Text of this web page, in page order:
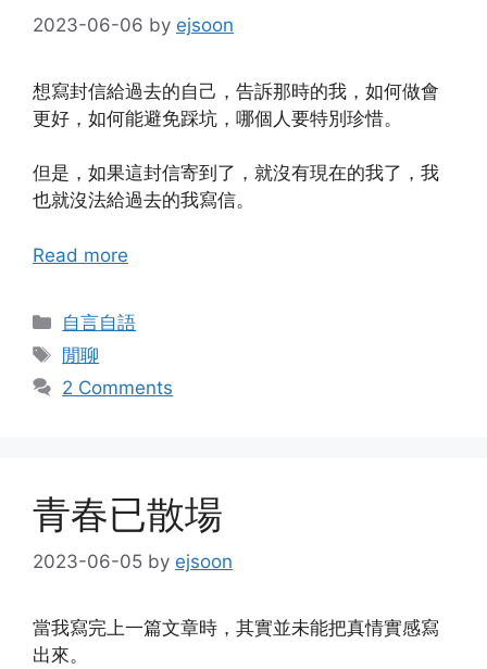
2023-06-06 by ejsoon
想寫封信給過去的自己，告訴那時的我，如何做會
更好，如何能避免踩坑，哪個人要特別珍惜。
但是，如果這封信寄到了，就沒有現在的我了，我
也就沒法給過去的我寫信。
Read more
Categories
自言自語
Tags
閒聊
2 Comments
青春已散場
2023-06-05 by ejsoon
當我寫完上一篇文章時，其實並未能把真情實感寫
出來。